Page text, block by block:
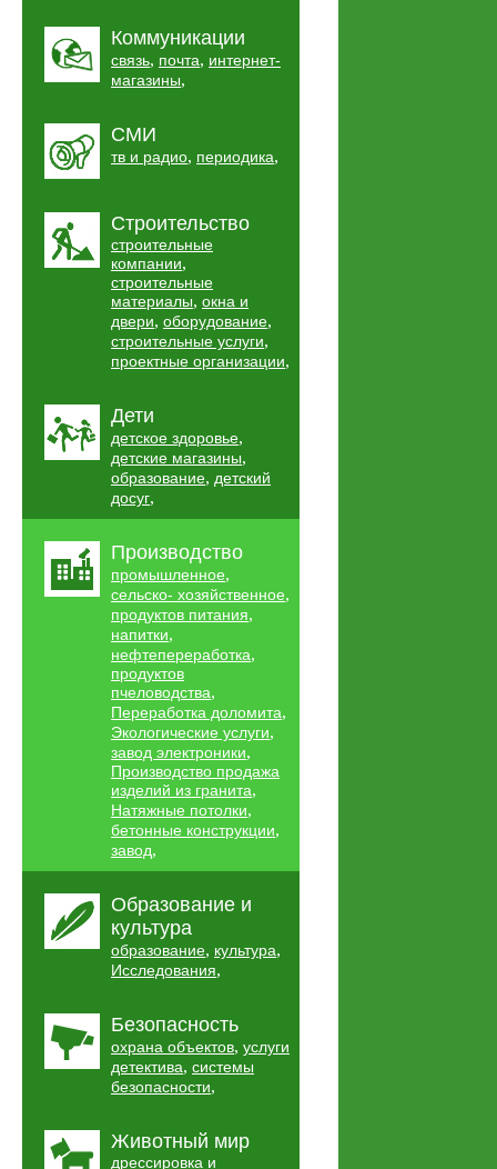
Коммуникации
связь, почта, интернет-
магазины,
СМИ
тв и радио, периодика,
Строительство
строительные
компании,
строительные
материалы, окна и
двери, оборудование,
строительные услуги,
проектные организации,
Дети
детское здоровье,
детские магазины,
образование, детский
досуг,
Производство
промышленное,
сельско- хозяйственное,
продуктов питания,
напитки,
нефтепереработка,
продуктов
пчеловодства,
Переработка доломита,
Экологические услуги,
завод электроники,
Производство продажа
изделий из гранита,
Натяжные потолки,
бетонные конструкции,
завод,
Образование и
культура
образование, культура,
Исследования,
Безопасность
охрана объектов, услуги
детектива, системы
безопасности,
Животный мир
дрессировка и